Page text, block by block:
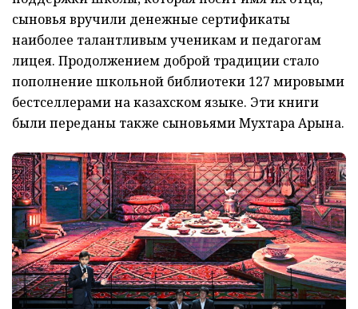
сыновья вручили денежные сертификаты
наиболее талантливым ученикам и педагогам
лицея. Продолжением доброй традиции стало
пополнение школьной библиотеки 127 мировыми
бестселлерами на казахском языке. Эти книги
были переданы также сыновьями Мухтара Арына.